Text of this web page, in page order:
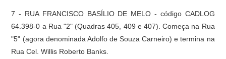
7 - RUA FRANCISCO BASÍLIO DE MELO - código CADLOG
64.398-0 a Rua "2" (Quadras 405, 409 e 407). Começa na Rua
"5" (agora denominada Adolfo de Souza Carneiro) e termina na
Rua Cel. Willis Roberto Banks.